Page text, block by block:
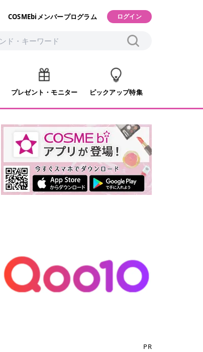
COSMEbiメンバープログラム ログイン
プレゼント・モニター ピックアップ特集
PR